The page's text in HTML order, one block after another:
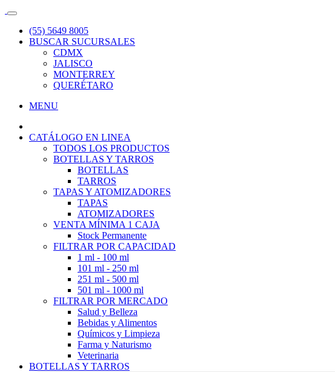
(55) 5649 8005
BUSCAR SUCURSALES
CDMX
JALISCO
MONTERREY
QUERÉTARO
MENU
CATÁLOGO EN LINEA
TODOS LOS PRODUCTOS
BOTELLAS Y TARROS
BOTELLAS
TARROS
TAPAS Y ATOMIZADORES
TAPAS
ATOMIZADORES
VENTA MÍNIMA 1 CAJA
Stock Permanente
FILTRAR POR CAPACIDAD
1 ml - 100 ml
101 ml - 250 ml
251 ml - 500 ml
501 ml - 1000 ml
FILTRAR POR MERCADO
Salud y Belleza
Bebidas y Alimentos
Químicos y Limpieza
Farma y Naturismo
Veterinaria
BOTELLAS Y TARROS